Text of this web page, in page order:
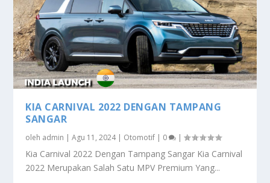
KIA CARNIVAL 2022 DENGAN TAMPANG
SANGAR
oleh admin |Agu 11, 2024| Otomotif | 0 |
Kia Carnival 2022 Dengan Tampang Sangar Kia Carnival
2022 Merupakan Salah Satu MPV Premium Yang...